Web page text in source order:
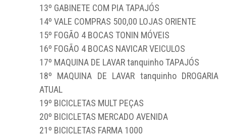
13º GABINETE COM PIA TAPAJÓS
14º VALE COMPRAS 500,00 LOJAS ORIENTE
15º FOGÃO 4 BOCAS TONIN MÓVEIS
16º FOGÃO 4 BOCAS NAVICAR VEICULOS
17º MAQUINA DE LAVAR tanquinho TAPAJÓS
18º MAQUINA DE LAVAR tanquinho DROGARIA
ATUAL
19º BICICLETAS MULT PEÇAS
20º BICICLETAS MERCADO AVENIDA
21º BICICLETAS FARMA 1000